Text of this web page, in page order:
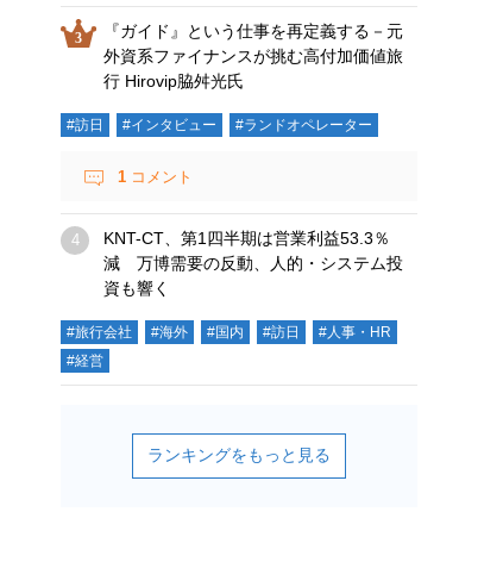
『ガイド』という仕事を再定義する－元
外資系ファイナンスが挑む高付加価値旅
行 Hirovip脇舛光氏
#訪日 #インタビュー #ランドオペレーター
1 コメント
KNT-CT、第1四半期は営業利益53.3％
減 万博需要の反動、人的・システム投
資も響く
#旅行会社 #海外 #国内 #訪日
#人事・HR
#経営